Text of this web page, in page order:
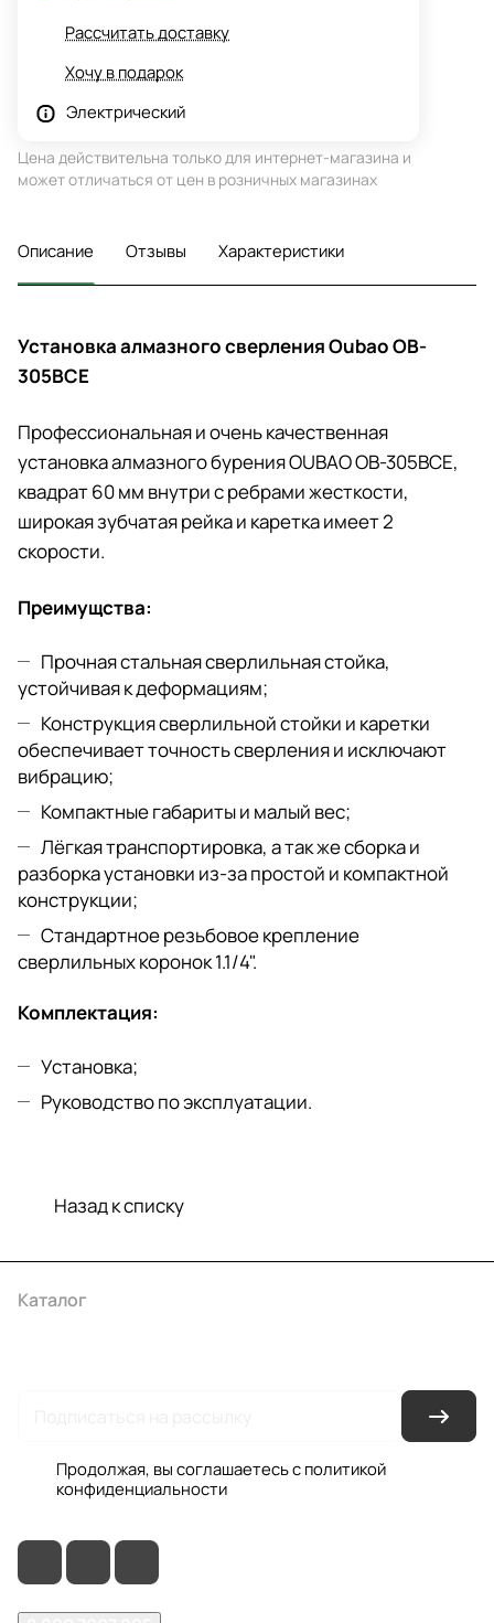
Рассчитать доставку
Хочу в подарок
Электрический
Цена действительна только для интернет-магазина и
может отличаться от цен в розничных магазинах
Описание Отзывы Характеристики
Установка алмазного сверления Oubao OB-
305BCE
Профессиональная и очень качественная
установка алмазного бурения OUBAO OB-305ВСЕ,
квадрат 60 мм внутри с ребрами жесткости,
широкая зубчатая рейка и каретка имеет 2
скорости.
Преимущства:
Прочная стальная сверлильная стойка,
устойчивая к деформациям;
Конструкция сверлильной стойки и каретки
обеспечивает точность сверления и исключают
вибрацию;
Компактные габариты и малый вес;
Лёгкая транспортировка, а так же сборка и
разборка установки из-за простой и компактной
конструкции;
Стандартное резьбовое крепление
сверлильных коронок 1.1/4".
Комплектация:
Установка;
Руководство по эксплуатации.
Назад к списку
Каталог
Продолжая, вы соглашаетесь с политикой
конфиденциальности